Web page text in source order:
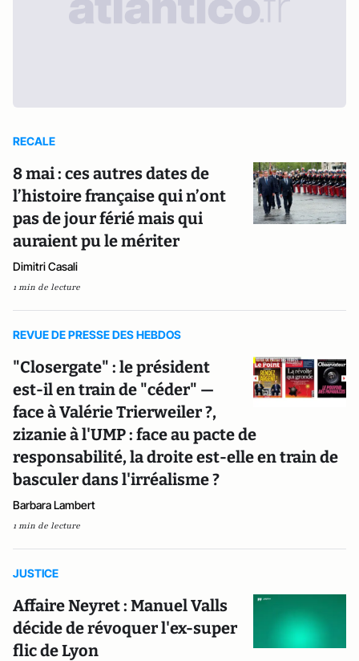
RECALE
8 mai : ces autres dates de
l’histoire française qui n’ont
pas de jour férié mais qui
auraient pu le mériter
Dimitri Casali
1 min de lecture
REVUE DE PRESSE DES HEBDOS
"Closergate" : le président
est-il en train de "céder" —
face à Valérie Trierweiler ?,
zizanie à l'UMP : face au pacte de
responsabilité, la droite est-elle en train de
basculer dans l'irréalisme ?
Barbara Lambert
1 min de lecture
JUSTICE
Affaire Neyret : Manuel Valls
décide de révoquer l'ex-super
flic de Lyon